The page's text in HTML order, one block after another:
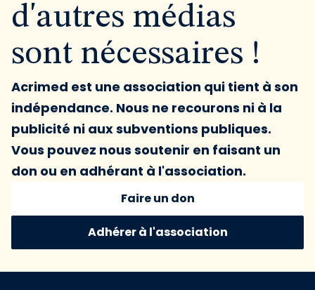
d'autres médias
sont nécessaires !
Acrimed est une association qui tient à son
indépendance. Nous ne recourons ni à la
publicité ni aux subventions publiques.
Vous pouvez nous soutenir en faisant un
don ou en adhérant à l'association.
Faire un don
Adhérer à l'association